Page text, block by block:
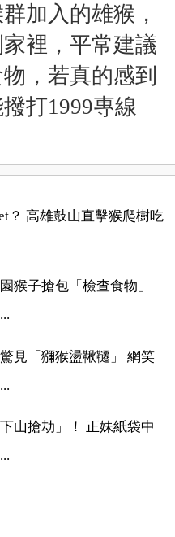
加入的雄猴，
裡，平常建議
，若真的感到
打1999專線
？ 高雄鼓山直擊猴爬樹吃
猴子搶包「檢查食物」
見「獼猴盪鞦韆」 網笑
山搶劫」！ 正妹紙袋中